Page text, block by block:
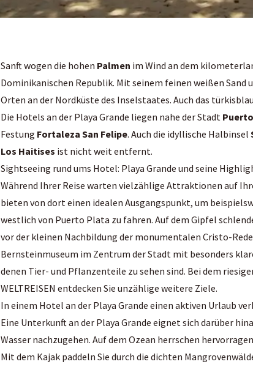
Sanft wogen die hohen Palmen im Wind an dem
Dominikanischen Republik. Mit seinem feinen weißen Sand
Orten an der Nordküste des Inselstaates. Auch das
Die Hotels an der Playa Grande liegen nahe der Stadt
Festung Fortaleza San Felipe. Auch die idyllische Halbinsel
Los Haitises ist nicht weit entfernt.
Sightseeing rund ums Hotel: Playa Grande und seine
Während Ihrer Reise warten vielzählige Attraktionen auf
bieten von dort einen idealen Ausgangspunkt, um
westlich von Puerto Plata zu fahren. Auf dem Gipfel
vor der kleinen Nachbildung der monumentalen Cristo-
Bernsteinmuseum im Zentrum der Stadt mit besonders
denen Tier- und Pflanzenteile zu sehen sind. Bei dem
WELTREISEN entdecken Sie unzählige weitere Ziele.
In einem Hotel an der Playa Grande einen aktiven Urlaub
Eine Unterkunft an der Playa Grande eignet sich darüber
Wasser nachzugehen. Auf dem Ozean herrschen
Mit dem Kajak paddeln Sie durch die dichten